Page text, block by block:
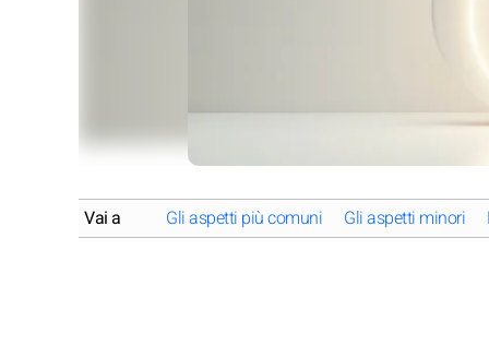
Vai a Gli aspetti più comuni Gli aspetti minori